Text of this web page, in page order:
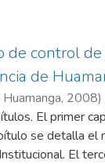
de control
de
, 2008)
El primer
se detalla
El